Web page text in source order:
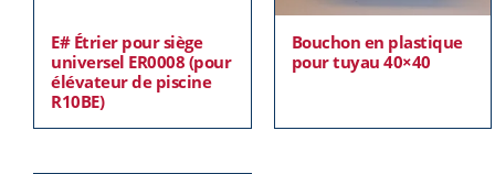
E# Étrier pour siège
universel ER0008 (pour
élévateur de piscine
R10BE)
Bouchon en plastique
pour tuyau 40×40